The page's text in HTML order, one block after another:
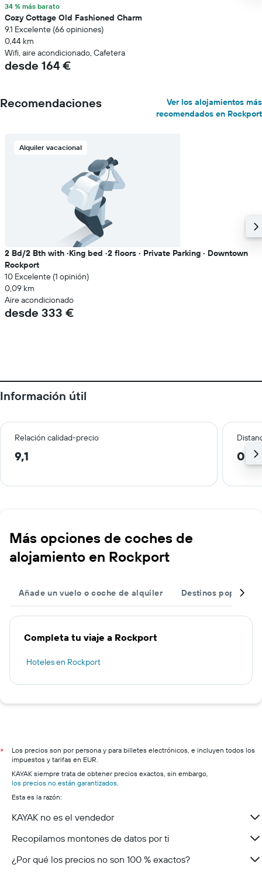
34 % más barato
Cozy Cottage Old Fashioned Charm
9.1 Excelente (66 opiniones)
0,44 km
Wifi, aire acondicionado, Cafetera
desde 164 €
Recomendaciones
Ver los alojamientos más
recomendados en Rockport
Alquiler vacacional
2 Bd/2 Bth with ·King bed ·2 floors · Private Parking · Downtown
Rockport
10 Excelente (1 opinión)
0,09 km
Aire acondicionado
desde 333 €
Información útil
Relación calidad-precio
9,1 0,2
Más opciones de coches de
alojamiento en Rockport
Añade un vuelo o coche de alquiler Destinos populares
Completa tu viaje a Rockport
Hoteles en Rockport
*
Los precios son por persona y para billetes electrónicos, e incluyen todos los
impuestos y tarifas en EUR.
KAYAK siempre trata de obtener precios exactos, sin embargo,
los precios no están garantizados.
Esta es la razón:
KAYAK no es el vendedor
Recopilamos montones de datos por ti
¿Por qué los precios no son 100 % exactos?